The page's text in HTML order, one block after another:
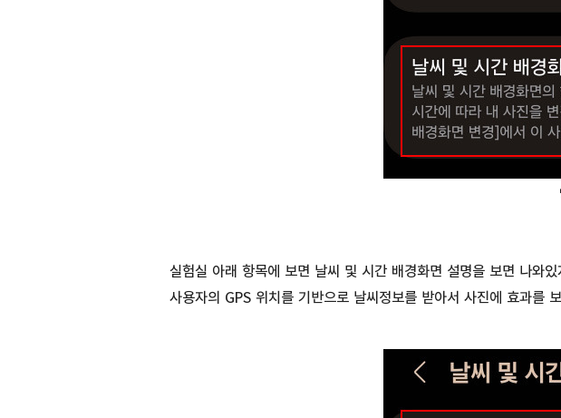
실험실 아래 항목에 보면 날씨 및 시간 배경화면 설명을 보면 나와
사용자의 GPS 위치를 기반으로 날씨정보를 받아서 사진에 효과를